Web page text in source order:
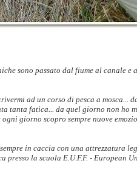
sono passato dal fiume al canale
ad un corso di pesca a mosca...
tanta fatica... da quel giorno non ho
giorno scopro sempre nuove
in caccia con una attrezzatura
presso la scuola E.U.F.F. - European